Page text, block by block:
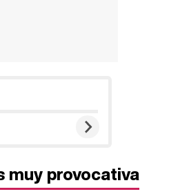
muy provocativa